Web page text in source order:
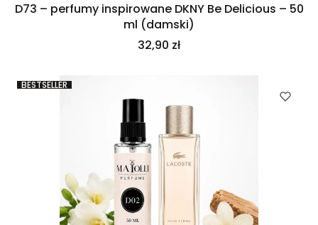
D73 – perfumy inspirowane DKNY Be Delicious – 50
ml (damski)
Cena
32,90 zł
BESTSELLER